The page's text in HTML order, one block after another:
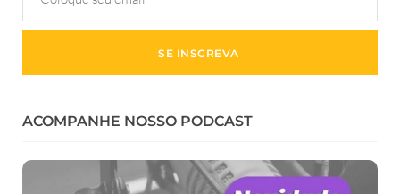
ACOMPANHE NOSSO PODCAST